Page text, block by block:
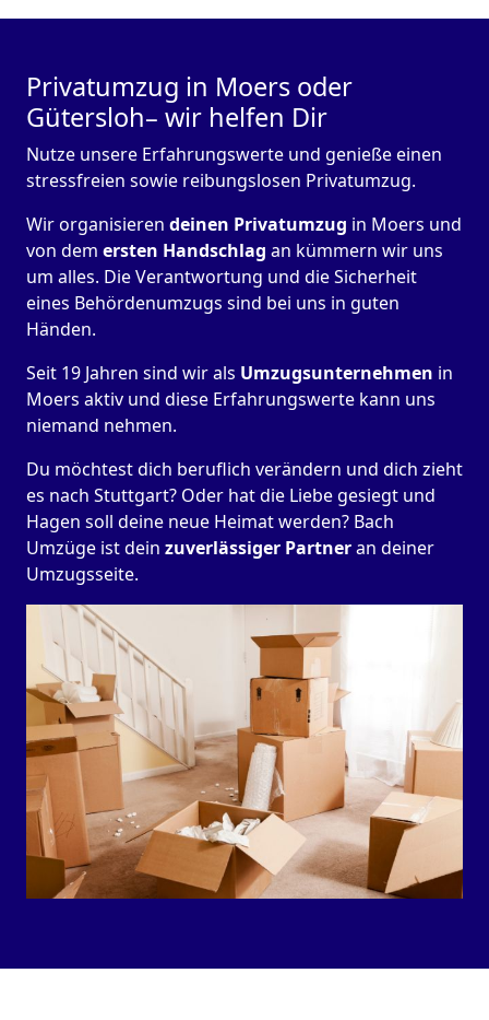
Privatumzug in Moers oder
Gütersloh– wir helfen Dir
Nutze unsere Erfahrungswerte und genieße einen
stressfreien sowie reibungslosen Privatumzug.
Wir organisieren deinen Privatumzug in Moers und
von dem ersten Handschlag an kümmern wir uns
um alles. Die Verantwortung und die Sicherheit
eines Behördenumzugs sind bei uns in guten
Händen.
Seit 19 Jahren sind wir als Umzugsunternehmen in
Moers aktiv und diese Erfahrungswerte kann uns
niemand nehmen.
Du möchtest dich beruflich verändern und dich zieht
es nach Stuttgart? Oder hat die Liebe gesiegt und
Hagen soll deine neue Heimat werden? Bach
Umzüge ist dein zuverlässiger Partneran deiner
Umzugsseite.